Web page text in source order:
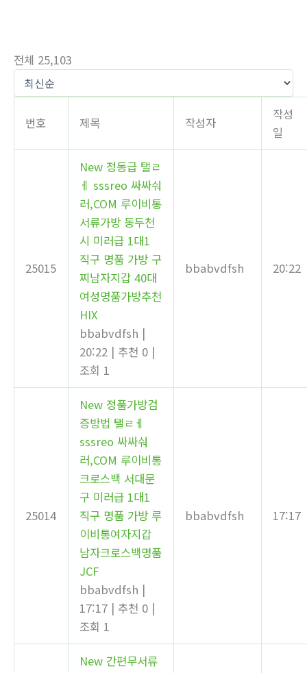
전체 25,103
번호 제목 작성자
작성
일
25015
New 정동급 탤ㄹ
ㅔ sssreo 싸싸숴
러,COM 루이비통
서류가방 동두천
시 미러급 1대1
직구 명품 가방 구
찌남자지갑 40대
여성명품가방추천
HIX
bbabvdfsh |
20:22 | 추천 0 |
조회 1
bbabvdfsh 20:22
25014
New 정품가방검
증방법 탤ㄹㅔ
sssreo 싸싸숴
러,COM 루이비통
크로스백 서대문
구 미러급 1대1
직구 명품 가방 루
이비통여자지갑
남자크로스백명품
JCF
bbabvdfsh |
17:17 | 추천 0 |
조회 1
bbabvdfsh 17:17
New 간편무서류